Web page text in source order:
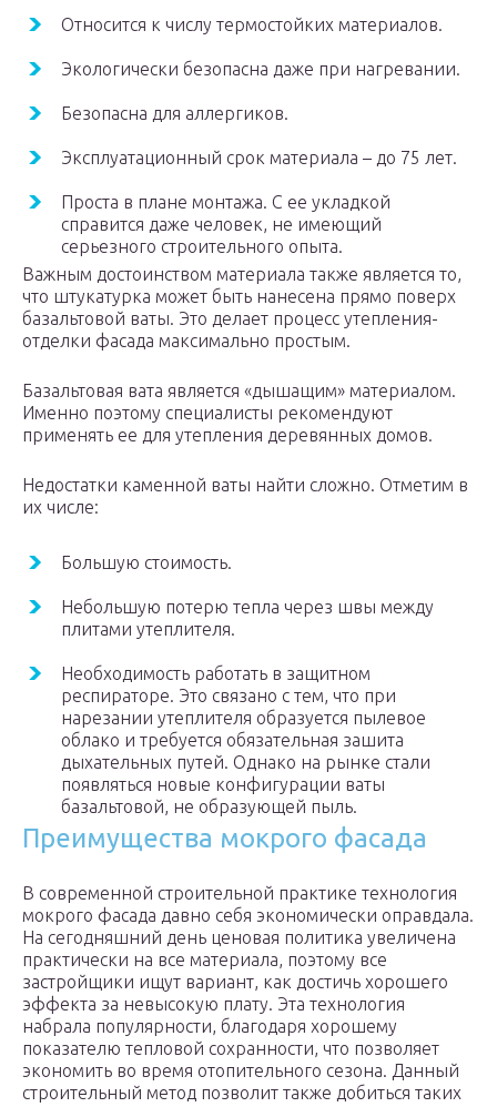
Относится к числу термостойких материалов.
Экологически безопасна даже при нагревании.
Безопасна для аллергиков.
Эксплуатационный срок материала – до 75 лет.
Проста в плане монтажа. С ее укладкой
справится даже человек, не имеющий
серьезного строительного опыта.
Важным достоинством материала также является то,
что штукатурка может быть нанесена прямо поверх
базальтовой ваты. Это делает процесс утепления-
отделки фасада максимально простым.
Базальтовая вата является «дышащим» материалом.
Именно поэтому специалисты рекомендуют
применять ее для утепления деревянных домов.
Недостатки каменной ваты найти сложно. Отметим в
их числе:
Большую стоимость.
Небольшую потерю тепла через швы между
плитами утеплителя.
Необходимость работать в защитном
респираторе. Это связано с тем, что при
нарезании утеплителя образуется пылевое
облако и требуется обязательная зашита
дыхательных путей. Однако на рынке стали
появляться новые конфигурации ваты
базальтовой, не образующей пыль.
Преимущества мокрого фасада
В современной строительной практике технология
мокрого фасада давно себя экономически оправдала.
На сегодняшний день ценовая политика увеличена
практически на все материала, поэтому все
застройщики ищут вариант, как достичь хорошего
эффекта за невысокую плату. Эта технология
набрала популярности, благодаря хорошему
показателю тепловой сохранности, что позволяет
экономить во время отопительного сезона. Данный
строительный метод позволит также добиться таких